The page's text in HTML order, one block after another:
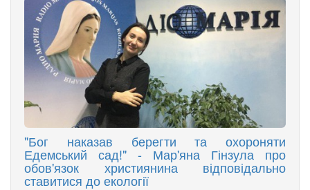
"Бог наказав берегти та охороняти
Едемський сад!" - Мар'яна Гінзула про
обов'язок християнина відповідально
ставитися до екології